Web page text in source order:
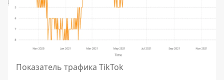
Показатель трафика TikTok